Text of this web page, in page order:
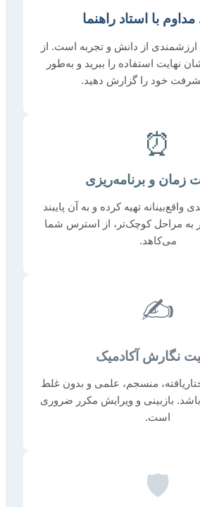
مداوم با استاد راهنما
ارزشمندی از دانش و تجربه است. از
نهایت استفاده را ببرید و به‌طور
خود را گزارش دهید.
⏰
زمان و برنامه‌ریزی
واقع‌بینانه تهیه کرده و به آن پایبند
به مراحل کوچک‌تر، از استرس شما
می‌کاهد.
✍️
نگارش آکادمیک
منسجم، علمی و بدون غلط
بازبینی و ویرایش مکرر ضروری
است.
🛡️